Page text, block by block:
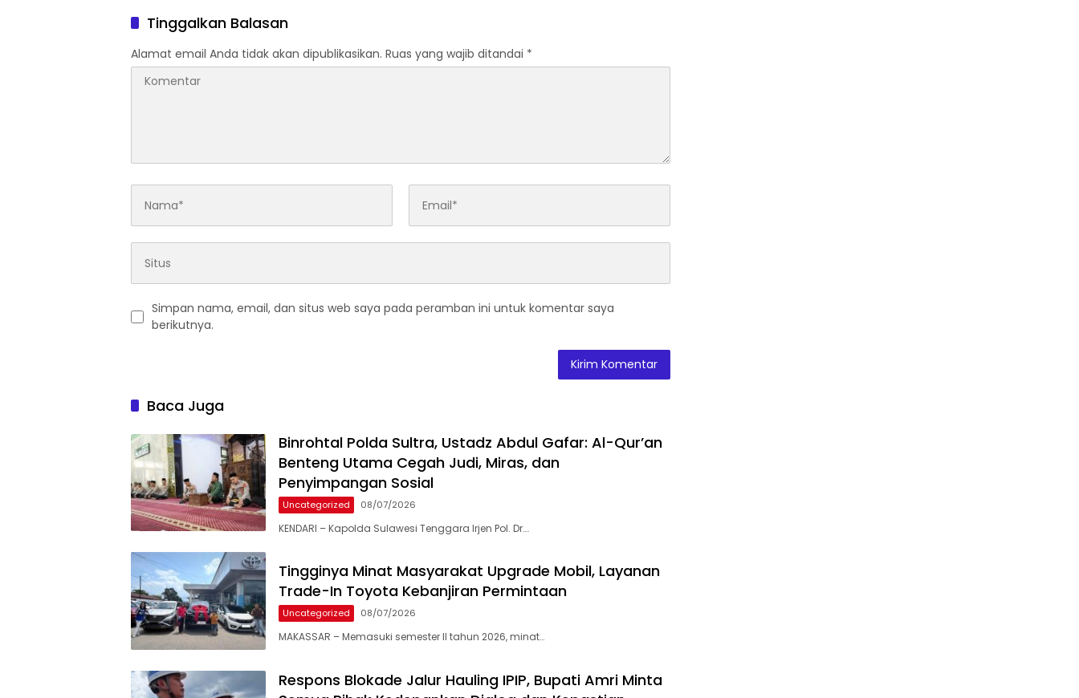
Tinggalkan Balasan
Alamat email Anda tidak akan dipublikasikan. Ruas yang wajib ditandai *
Simpan nama, email, dan situs web saya pada peramban ini untuk komentar saya
berikutnya.
Baca Juga
Binrohtal Polda Sultra, Ustadz Abdul Gafar: Al-Qur’an
Benteng Utama Cegah Judi, Miras, dan
Penyimpangan Sosial
Uncategorized 08/07/2026
KENDARI – Kapolda Sulawesi Tenggara Irjen Pol. Dr….
Tingginya Minat Masyarakat Upgrade Mobil, Layanan
Trade-In Toyota Kebanjiran Permintaan
Uncategorized 08/07/2026
MAKASSAR – Memasuki semester II tahun 2026, minat…
Respons Blokade Jalur Hauling IPIP, Bupati Amri Minta